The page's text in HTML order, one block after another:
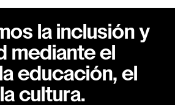
la inclusión y
mediante el
educación, el
cultura.